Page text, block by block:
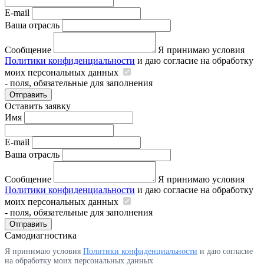
E-mail
Ваша отрасль
Сообщение
Я принимаю условия
Политики конфиденциальности и даю согласие на обработку
моих персональных данных
- поля, обязательные для заполнения
Отправить
Оставить заявку
Имя
E-mail
Ваша отрасль
Сообщение
Я принимаю условия
Политики конфиденциальности и даю согласие на обработку
моих персональных данных
- поля, обязательные для заполнения
Отправить
Самодиагностика
Я принимаю условия Политики конфиденциальности и даю согласие
на обработку моих персональных данных